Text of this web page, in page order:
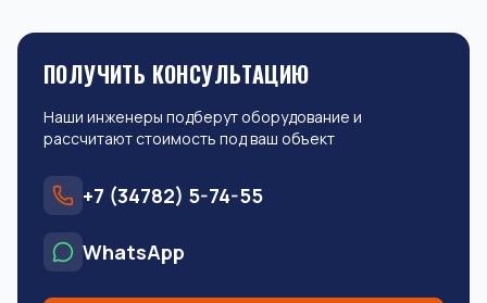
ПОЛУЧИТЬ КОНСУЛЬТАЦИЮ
Наши инженеры подберут оборудование и
рассчитают стоимость под ваш объект
+7 (34782) 5-74-55
WhatsApp